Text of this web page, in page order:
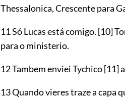
Thessalonica, Crescente para
11 Só Lucas está comigo. [10]
para o ministerio.
12 Tambem enviei Tychico[11]
13 Quando vieres traze a capa